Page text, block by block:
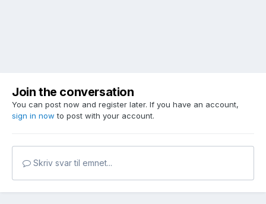
Join the conversation
You can post now and register later. If you have an account,
sign in now to post with your account.
Skriv svar til emnet...